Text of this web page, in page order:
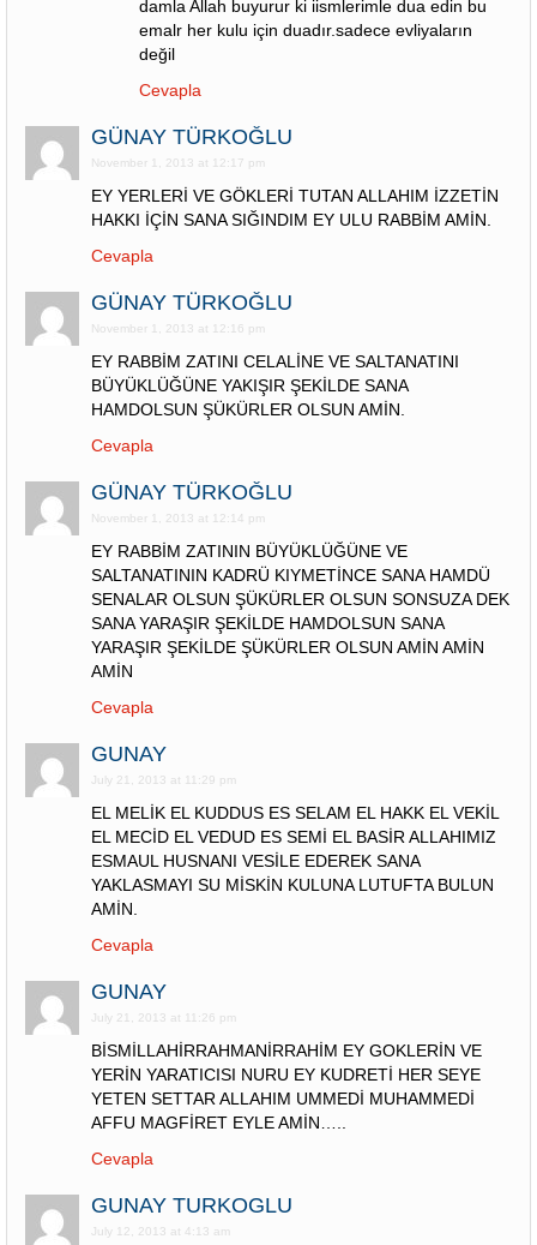
damla Allah buyurur ki iismlerimle dua edin bu
emalr her kulu için duadır.sadece evliyaların
değil
Cevapla
GÜNAY TÜRKOĞLU
November 1, 2013 at 12:17 pm
EY YERLERİ VE GÖKLERİ TUTAN ALLAHIM İZZETİN
HAKKI İÇİN SANA SIĞINDIM EY ULU RABBİM AMİN.
Cevapla
GÜNAY TÜRKOĞLU
November 1, 2013 at 12:16 pm
EY RABBİM ZATINI CELALİNE VE SALTANATINI
BÜYÜKLÜĞÜNE YAKIŞIR ŞEKİLDE SANA
HAMDOLSUN ŞÜKÜRLER OLSUN AMİN.
Cevapla
GÜNAY TÜRKOĞLU
November 1, 2013 at 12:14 pm
EY RABBİM ZATININ BÜYÜKLÜĞÜNE VE
SALTANATININ KADRÜ KIYMETİNCE SANA HAMDÜ
SENALAR OLSUN ŞÜKÜRLER OLSUN SONSUZA DEK
SANA YARAŞIR ŞEKİLDE HAMDOLSUN SANA
YARAŞIR ŞEKİLDE ŞÜKÜRLER OLSUN AMİN AMİN
AMİN
Cevapla
GUNAY
July 21, 2013 at 11:29 pm
EL MELİK EL KUDDUS ES SELAM EL HAKK EL VEKİL
EL MECİD EL VEDUD ES SEMİ EL BASİR ALLAHIMIZ
ESMAUL HUSNANI VESİLE EDEREK SANA
YAKLASMAYI SU MİSKİN KULUNA LUTUFTA BULUN
AMİN.
Cevapla
GUNAY
July 21, 2013 at 11:26 pm
BİSMİLLAHİRRAHMANİRRAHİM EY GOKLERİN VE
YERİN YARATICISI NURU EY KUDRETİ HER SEYE
YETEN SETTAR ALLAHIM UMMEDİ MUHAMMEDİ
AFFU MAGFİRET EYLE AMİN…..
Cevapla
GUNAY TURKOGLU
July 12, 2013 at 4:13 am